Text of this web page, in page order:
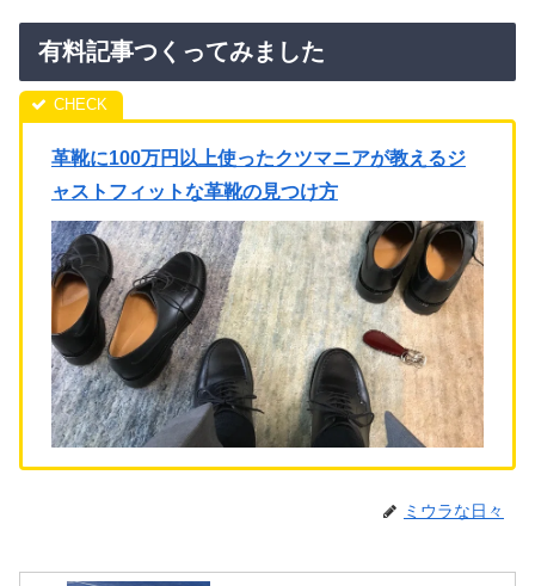
有料記事つくってみました
革靴に100万円以上使ったクツマニアが教えるジ
ャストフィットな革靴の見つけ方
ミウラな日々